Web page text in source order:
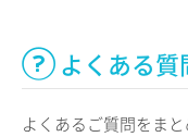
よくある質
よくあるご質問をま